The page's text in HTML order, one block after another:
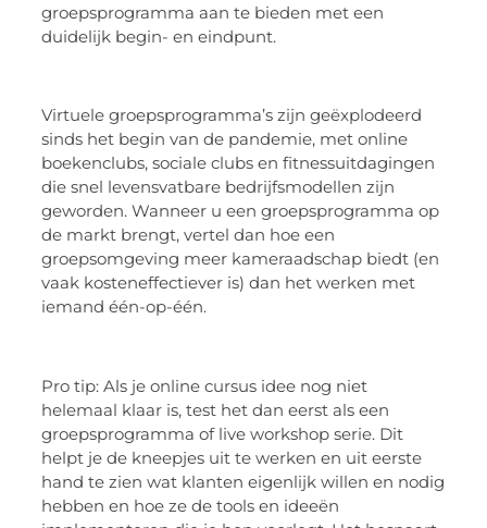
groepsprogramma aan te bieden met een
duidelijk begin- en eindpunt.
Virtuele groepsprogramma’s zijn geëxplodeerd
sinds het begin van de pandemie, met online
boekenclubs, sociale clubs en fitnessuitdagingen
die snel levensvatbare bedrijfsmodellen zijn
geworden. Wanneer u een groepsprogramma op
de markt brengt, vertel dan hoe een
groepsomgeving meer kameraadschap biedt (en
vaak kosteneffectiever is) dan het werken met
iemand één-op-één.
Pro tip: Als je online cursus idee nog niet
helemaal klaar is, test het dan eerst als een
groepsprogramma of live workshop serie. Dit
helpt je de kneepjes uit te werken en uit eerste
hand te zien wat klanten eigenlijk willen en nodig
hebben en hoe ze de tools en ideeën